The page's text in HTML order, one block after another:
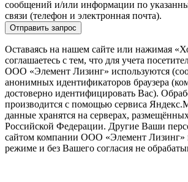
сообщений и/или информации по
связи (телефон и электронная почта).
Отправить запрос
Оставаясь на нашем сайте или нажимая
соглашаетесь с тем, что для учета
ООО «Элемент Лизинг» используются
анонимных идентификаторов браузера
достоверно идентифицировать Вас).
производится с помощью сервиса
данные хранятся на серверах,
Российской Федерации. Другие Ваши
сайтом компании ООО «Элемент Лизинг»
режиме и без Вашего согласия не